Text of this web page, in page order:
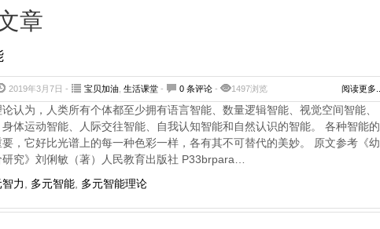
章
2019年3月7日 - 宝贝加油 生活课堂- 0 条评论- 1497浏览 阅读更多...
认为，人类所有个体都至少拥有语言智能、数量逻辑智能、视觉空间智能、
体运动智能、人际交往智能、自我认知智能和自然认识的智能。 各种智能的
，它好比光谱上的每一种色彩一样，各有其不可替代的美妙。 原文参考《幼
研究》刘俐敏（著）人民教育出版社 P33brpara…
力 多元智能, 多元智能理论